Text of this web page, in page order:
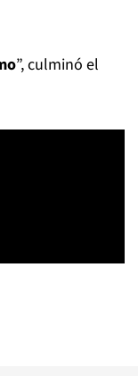
”, culminó el